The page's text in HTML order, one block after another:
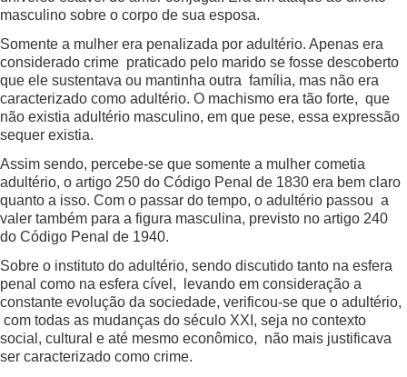
masculino sobre o corpo de sua esposa.
Somente a mulher era penalizada por adultério. Apenas era
considerado crime praticado pelo marido se fosse descoberto
que ele sustentava ou mantinha outra família, mas não era
caracterizado como adultério. O machismo era tão forte, que
não existia adultério masculino, em que pese, essa expressão
sequer existia.
Assim sendo, percebe-se que somente a mulher cometia
adultério, o artigo 250 do Código Penal de 1830 era bem claro
quanto a isso. Com o passar do tempo, o adultério passou a
valer também para a figura masculina, previsto no artigo 240
do Código Penal de 1940.
Sobre o instituto do adultério, sendo discutido tanto na esfera
penal como na esfera cível, levando em consideração a
constante evolução da sociedade, verificou-se que o adultério,
com todas as mudanças do século XXI, seja no contexto
social, cultural e até mesmo econômico, não mais justificava
ser caracterizado como crime.